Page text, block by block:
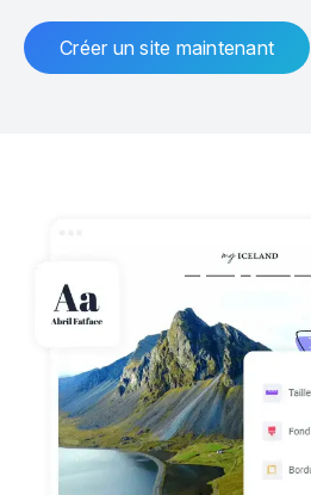
Créer un site maintenant